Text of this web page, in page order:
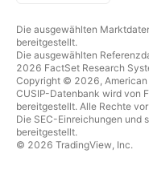
Die ausgewählten
bereitgestellt.
Die ausgewählten
2026 FactSet Research
Copyright © 2026, American
CUSIP-Datenbank wird von
bereitgestellt. Alle Rechte
Die SEC-Einreichungen und
bereitgestellt.
© 2026 TradingView, Inc.